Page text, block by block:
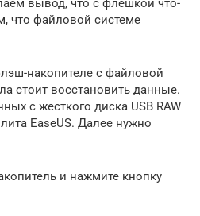
что файловой системе
накопителе c файловой
стоит восстановить данные.
с жесткого диска USB RAW
EaseUS. Далее нужно
и нажмите кнопку